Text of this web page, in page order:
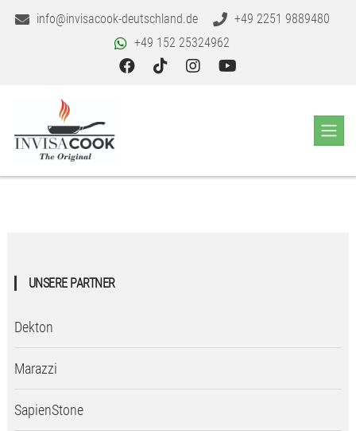
info@invisacook-deutschland.de
+49 2251 9889480
+49 152 25324962
UNSERE PARTNER
Dekton
Marazzi
SapienStone